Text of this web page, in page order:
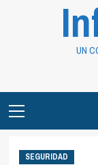
UN
Menu
SEGURIDAD